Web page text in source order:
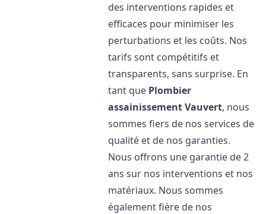
des interventions rapides et
efficaces pour minimiser les
perturbations et les coûts. Nos
tarifs sont compétitifs et
transparents, sans surprise. En
tant que Plombier
assainissementVauvert, nous
sommes fiers de nos services de
qualité et de nos garanties.
Nous offrons une garantie de 2
ans sur nos interventions et nos
matériaux. Nous sommes
également fière de nos